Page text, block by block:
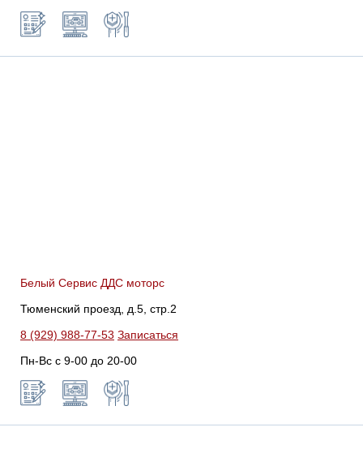
Белый Сервис ДДС моторс
Тюменский проезд, д.5, стр.2
8 (929) 988-77-53 Записаться
Пн-Вс c 9-00 до 20-00